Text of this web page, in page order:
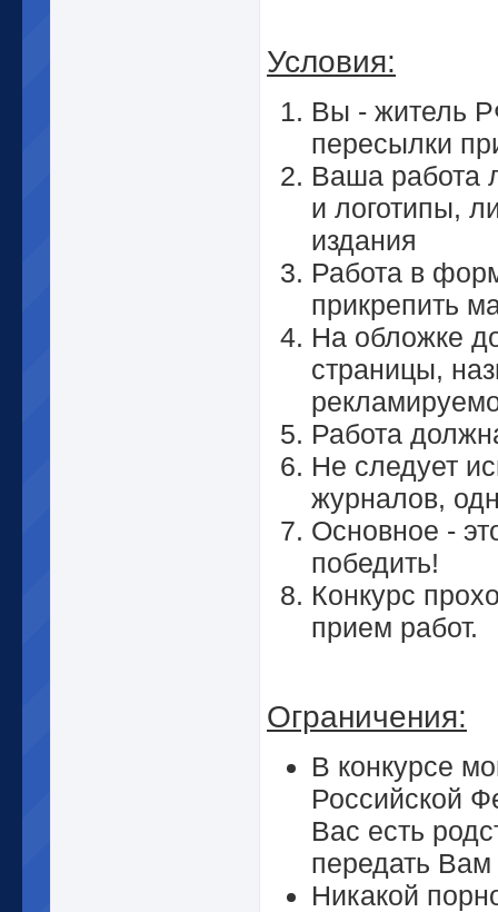
Условия:
Вы - житель
пересылки
Ваша работа
и логотипы,
издания
Работа в
прикрепить
На обложке
страницы,
Работа
Не следует
журналов,
Основное -
победить!
Конкурс
прием работ.
Ограничения:
В конкурсе
Российской
Вас есть
передать Вам
Никакой